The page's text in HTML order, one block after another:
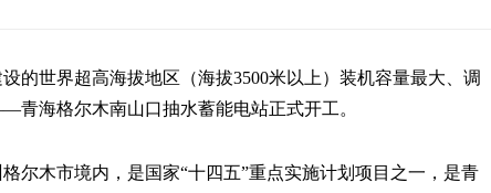
的世界超高海拔地区（海拔3500米以上）装机容量最大、调
海格尔木南山口抽水蓄能电站正式开工。
尔木市境内，是国家“十四五”重点实施计划项目之一，是青